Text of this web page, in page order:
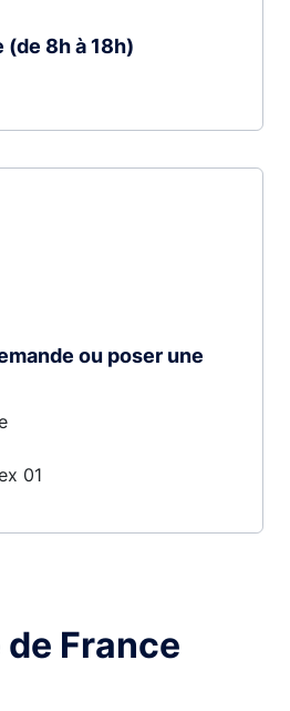
(de 8h à 18h)
ou poser une
01
de France